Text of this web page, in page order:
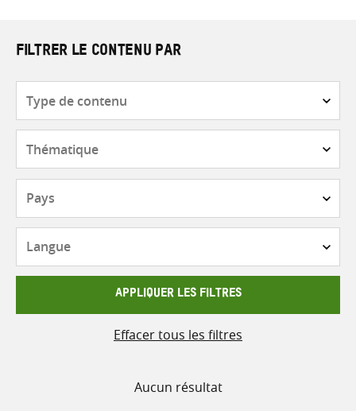
FILTRER LE CONTENU PAR
contenu
APPLIQUER LES FILTRES
Effacer tous les filtres
Aucun résultat